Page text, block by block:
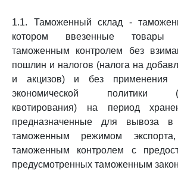
1.1. Таможенный склад -
котором ввезенные товары
таможенным контролем без
пошлин и налогов (налога на
и акцизов) и без применения
экономической политики
квотирования) на период
предназначенные для вывоза в
таможенным режимом
таможенным контролем с
предусмотренных таможенным